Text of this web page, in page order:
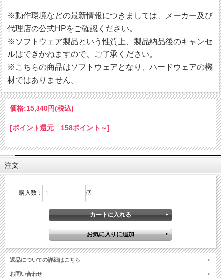
※動作環境などの最新情報につきましては、メーカー及び
代理店の公式HPをご確認ください。
※ソフトウェア製品という性質上、製品納品後のキャンセ
ルはできかねますので、ご了承ください。
※こちらの商品はソフトウェアとなり、ハードウェアの機
材ではありません。
価格:15,840円(税込)
[ポイント還元 158ポイント～]
注文
購入数： 個
返品についての詳細はこちら
お問い合わせ